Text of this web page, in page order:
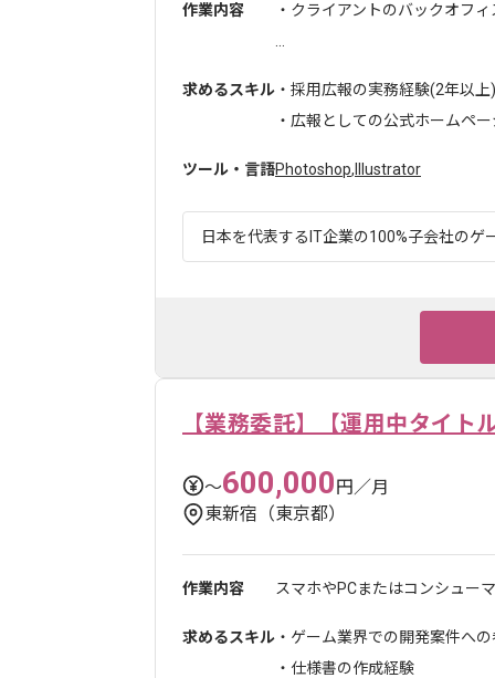
作業内容
・クライアントのバックオフ
求めるスキル ・採用広報の実務経験(2年以上)
・広報としての公式ホームペ
ツール・言語Photoshop, Illustrator
日本を代表するIT企業の100%子会社のゲ
【業務委託】【運用中タイト
〜600,000円／月
東新宿（東京都）
作業内容 スマホやPCまたはコンシュー
求めるスキル ・ゲーム業界での開発案件へ
・仕様書の作成経験